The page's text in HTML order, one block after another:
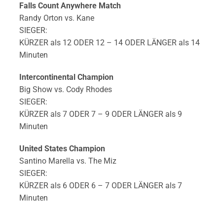
Falls Count Anywhere Match
Randy Orton vs. Kane
SIEGER:
KÜRZER als 12 ODER 12 – 14 ODER LÄNGER als 14
Minuten
Intercontinental Champion
Big Show vs. Cody Rhodes
SIEGER:
KÜRZER als 7 ODER 7 – 9 ODER LÄNGER als 9
Minuten
United States Champion
Santino Marella vs. The Miz
SIEGER:
KÜRZER als 6 ODER 6 – 7 ODER LÄNGER als 7
Minuten